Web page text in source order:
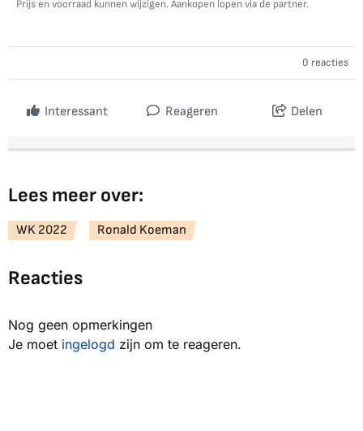
Prijs en voorraad kunnen wijzigen. Aankopen lopen via de partner.
0 reacties
Interessant Reageren Delen
Lees meer over:
WK 2022 Ronald Koeman
Reacties
Nog geen opmerkingen
Je moet ingelogd zijn om te reageren.